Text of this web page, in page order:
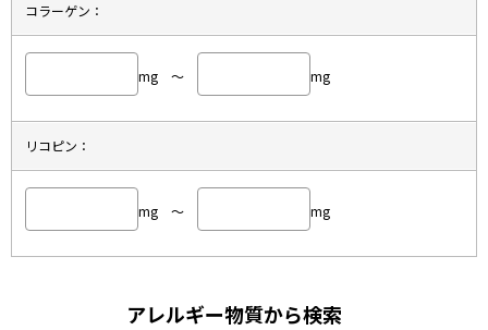
コラーゲン：
mg ～ mg
リコピン：
mg ～ mg
アレルギー物質から検索